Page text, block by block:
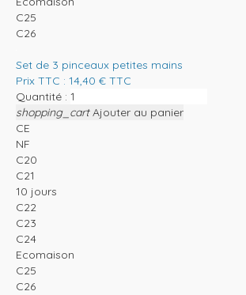
C25
C26
Set de 3 pinceaux petites mains
Prix TTC : 14,40 € TTC
Quantité :
shopping_cart Ajouter au panier
CE
NF
C20
C21
10 jours
C22
C23
C24
Ecomaison
C25
C26